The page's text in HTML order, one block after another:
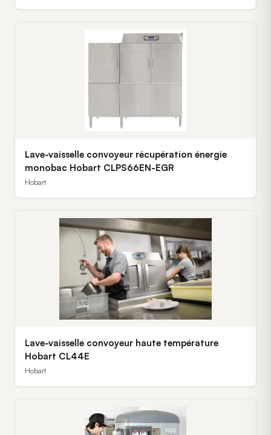
Lave-vaisselle convoyeur récupération énergie
monobac Hobart CLPS66EN-EGR
Hobart
Lave-vaisselle convoyeur haute température
Hobart CL44E
Hobart